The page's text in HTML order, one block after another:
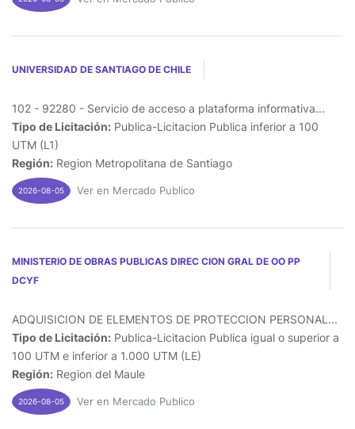
UNIVERSIDAD DE SANTIAGO DE CHILE
102 - 92280 - Servicio de acceso a plataforma informativa...
Tipo de Licitación: Publica-Licitacion Publica inferior a 100
UTM (L1)
Región: Region Metropolitana de Santiago
2026-08-05 Ver en Mercado Publico
MINISTERIO DE OBRAS PUBLICAS DIREC CION GRAL DE OO PP
DCYF
ADQUISICION DE ELEMENTOS DE PROTECCION PERSONAL...
Tipo de Licitación: Publica-Licitacion Publica igual o superior a
100 UTM e inferior a 1.000 UTM (LE)
Región: Region del Maule
2026-08-05 Ver en Mercado Publico